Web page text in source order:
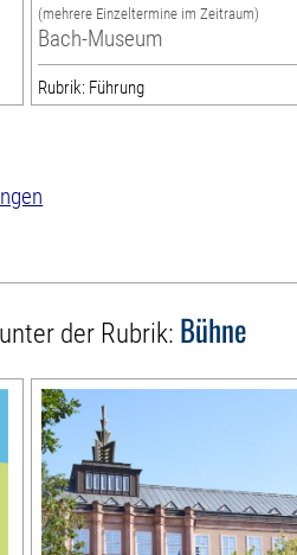
(mehrere Einzeltermine im Zeitraum)
Bach-Museum
Rubrik: Führung
der Rubrik: Bühne